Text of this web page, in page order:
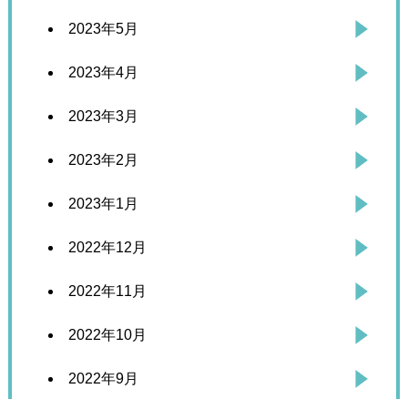
2023年5月
2023年4月
2023年3月
2023年2月
2023年1月
2022年12月
2022年11月
2022年10月
2022年9月